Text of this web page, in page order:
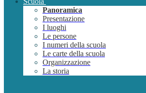
Panoramica
Presentazione
I luoghi
Le persone
I numeri della scuola
Le carte della scuola
Organizzazione
La storia